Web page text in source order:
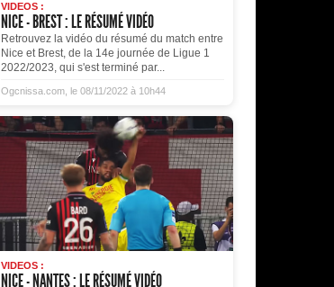
VIDEOS :
NICE - BREST : LE RÉSUMÉ VIDÉO
Retrouvez la vidéo du résumé du match entre
Nice et Brest, de la 14e journée de Ligue 1
2022/2023, qui s'est terminé par...
Ogcnissa.com, le 08/11/2022 à 10h44
VIDEOS :
NICE - NANTES : LE RÉSUMÉ VIDÉO